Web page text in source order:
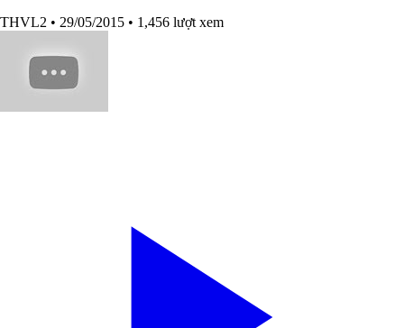
THVL2 • 29/05/2015 • 1,456 lượt xem